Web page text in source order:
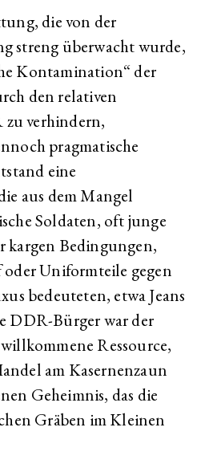
die von der
streng überwacht wurde,
Kontamination“ der
den relativen
verhindern,
pragmatische
eine
aus dem Mangel
Soldaten, oft junge
Bedingungen,
Uniformteile gegen
bedeuteten, etwa Jeans
DDR-Bürger war der
Ressource,
am Kasernenzaun
Geheimnis, das die
Gräben im Kleinen